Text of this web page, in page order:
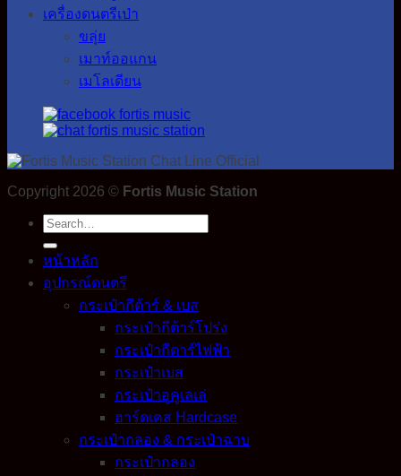
เครื่องดนตรีเป่า
ขลุ่ย
เมาท์ออแกน
เมโลเดียน
Copyright 2026 © Fortis Music Station
Search
for:
หน้าหลัก
อุปกรณ์ดนตรี
กระเป๋ากีต้าร์ & เบส
กระเป๋ากีต้าร์โปร่ง
กระเป๋ากีตาร์ไฟฟ้า
กระเป๋าเบส
กระเป๋าอูคูเลเล่
ฮาร์ดเคส Hardcase
กระเป๋ากลอง & กระเป๋าฉาบ
กระเป๋ากลอง